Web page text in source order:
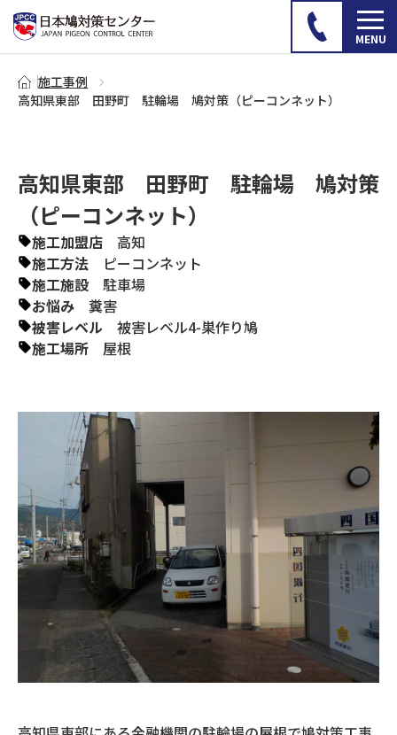
施工事例
高知県東部 田野町 駐輪場 鳩対策（ピーコンネット）
高知県東部 田野町 駐輪場 鳩対策
（ピーコンネット）
施工加盟店
高知
施工方法
ピーコンネット
施工施設
駐車場
お悩み
糞害
被害レベル
被害レベル4-巣作り鳩
施工場所
屋根